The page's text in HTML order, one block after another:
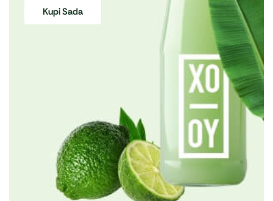
Kupi Sada